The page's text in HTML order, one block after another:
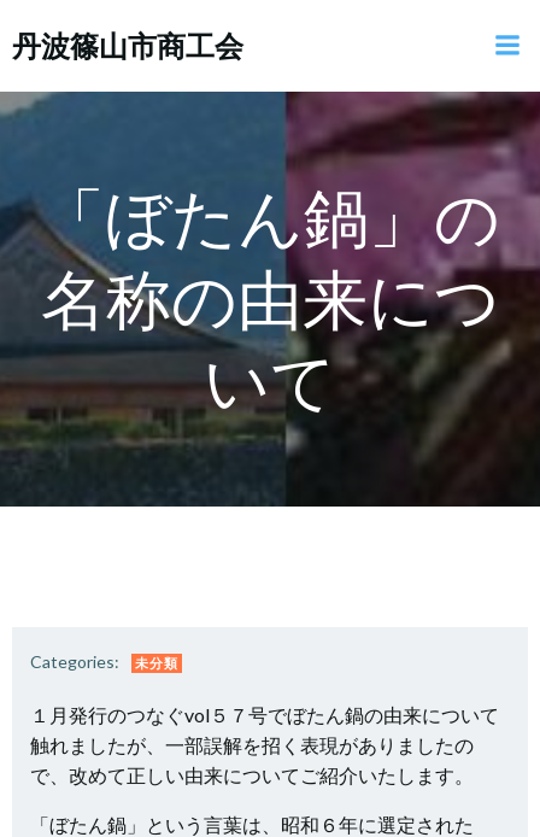
ン
へ
キ
ッ
プ
丹波篠山市商工会
「ぼたん鍋」の
名称の由来につ
いて
Categories: 未分類
１月発行のつなぐvol５７号でぼたん鍋の由来について
触れましたが、一部誤解を招く表現がありましたの
で、改めて正しい由来についてご紹介いたします。
「ぼたん鍋」という言葉は、昭和６年に選定された